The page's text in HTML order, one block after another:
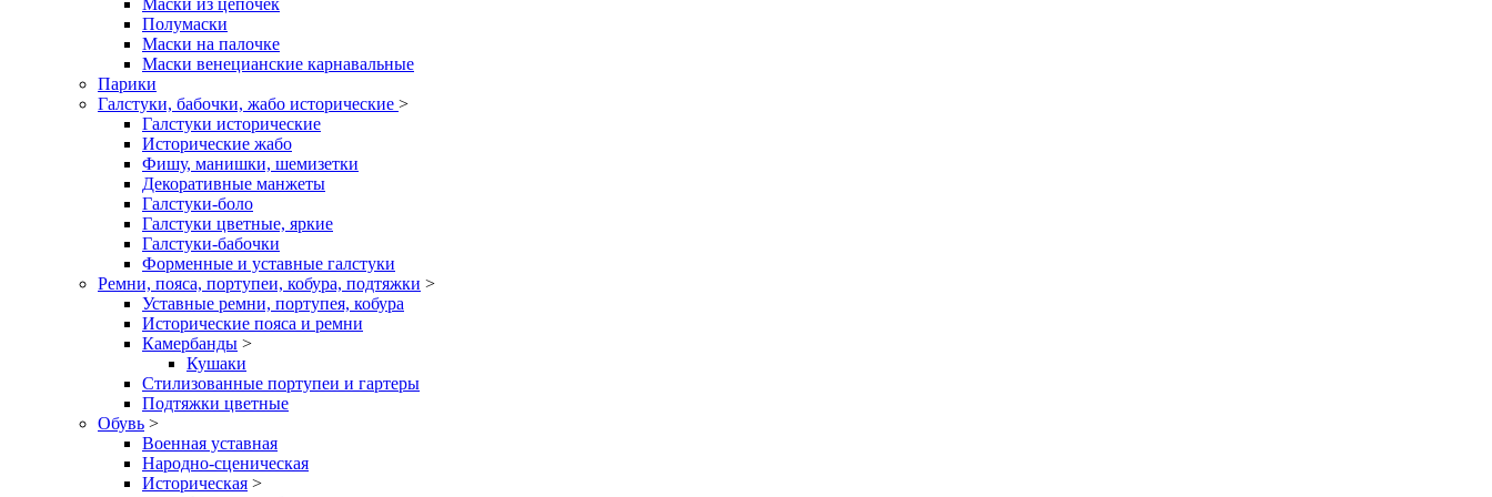
Маски из цепочек
Полумаски
Маски на палочке
Маски венецианские карнавальные
Парики
Галстуки, бабочки, жабо исторические >
Галстуки исторические
Исторические жабо
Фишу, манишки, шемизетки
Декоративные манжеты
Галстуки-боло
Галстуки цветные, яркие
Галстуки-бабочки
Форменные и уставные галстуки
Ремни, пояса, портупеи, кобура, подтяжки >
Уставные ремни, портупея, кобура
Исторические пояса и ремни
Камербанды >
Кушаки
Стилизованные портупеи и гартеры
Подтяжки цветные
Обувь >
Военная уставная
Народно-сценическая
Историческая >